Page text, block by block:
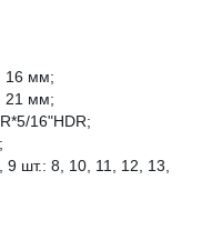
16 мм;
21 мм;
16"HDR;
шт.: 8, 10, 11, 12, 13,